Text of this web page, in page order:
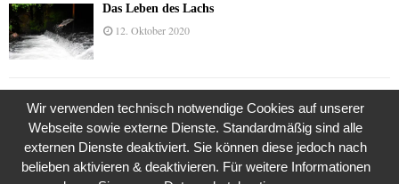
Das Leben des Lachs
12. Oktober 2020
Die Geschichte der Kubushäuser
9. Juli 2018
Wir verwenden technisch notwendige Cookies auf unserer
Webseite sowie externe Dienste. Standardmäßig sind alle
externen Dienste deaktiviert. Sie können diese jedoch nach
belieben aktivieren & deaktivieren. Für weitere Informationen